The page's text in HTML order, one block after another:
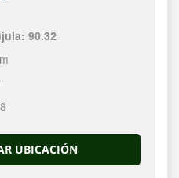
90.32
UBICACIÓN